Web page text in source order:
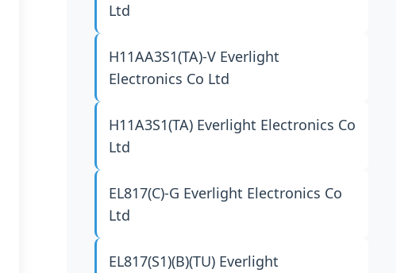
Ltd
H11AA3S1(TA)-V Everlight
Electronics Co Ltd
H11A3S1(TA) Everlight Electronics Co
Ltd
EL817(C)-G Everlight Electronics Co
Ltd
EL817(S1)(B)(TU) Everlight